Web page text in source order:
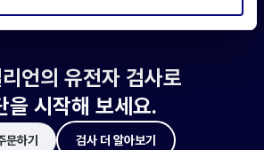
언의 유전자 검사로
을 시작해 보세요.
문하기 검사 더 알아보기